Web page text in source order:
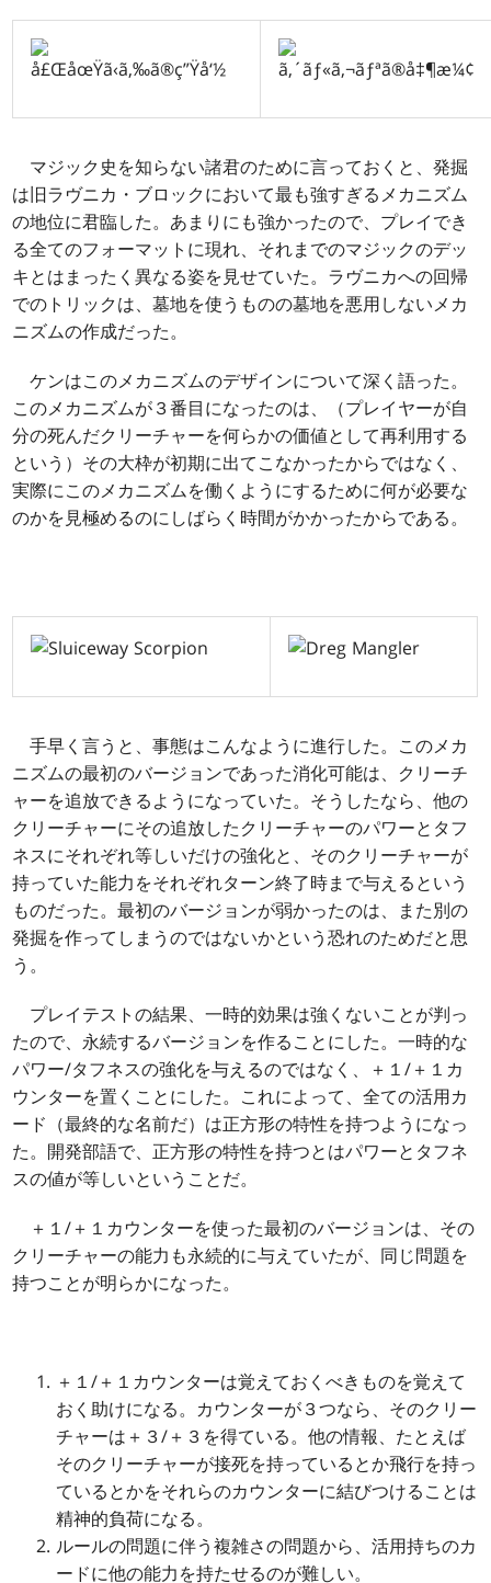
マジック史を知らない諸君のために言っておくと、発掘
は旧ラヴニカ・ブロックにおいて最も強すぎるメカニズム
の地位に君臨した。あまりにも強かったので、プレイでき
る全てのフォーマットに現れ、それまでのマジックのデッ
キとはまったく異なる姿を見せていた。ラヴニカへの回帰
でのトリックは、墓地を使うものの墓地を悪用しないメカ
ニズムの作成だった。
ケンはこのメカニズムのデザインについて深く語った。
このメカニズムが３番目になったのは、（プレイヤーが自
分の死んだクリーチャーを何らかの価値として再利用する
という）その大枠が初期に出てこなかったからではなく、
実際にこのメカニズムを働くようにするために何が必要な
のかを見極めるのにしばらく時間がかかったからである。
手早く言うと、事態はこんなように進行した。このメカ
ニズムの最初のバージョンであった消化可能は、クリーチ
ャーを追放できるようになっていた。そうしたなら、他の
クリーチャーにその追放したクリーチャーのパワーとタフ
ネスにそれぞれ等しいだけの強化と、そのクリーチャーが
持っていた能力をそれぞれターン終了時まで与えるという
ものだった。最初のバージョンが弱かったのは、また別の
発掘を作ってしまうのではないかという恐れのためだと思
う。
プレイテストの結果、一時的効果は強くないことが判っ
たので、永続するバージョンを作ることにした。一時的な
パワー/タフネスの強化を与えるのではなく、＋１/＋１カ
ウンターを置くことにした。これによって、全ての活用カ
ード（最終的な名前だ）は正方形の特性を持つようになっ
た。開発部語で、正方形の特性を持つとはパワーとタフネ
スの値が等しいということだ。
＋１/＋１カウンターを使った最初のバージョンは、その
クリーチャーの能力も永続的に与えていたが、同じ問題を
持つことが明らかになった。
＋１/＋１カウンターは覚えておくべきものを覚えて
おく助けになる。カウンターが３つなら、そのクリー
チャーは＋３/＋３を得ている。他の情報、たとえば
そのクリーチャーが接死を持っているとか飛行を持っ
ているとかをそれらのカウンターに結びつけることは
精神的負荷になる。
ルールの問題に伴う複雑さの問題から、活用持ちのカ
ードに他の能力を持たせるのが難しい。